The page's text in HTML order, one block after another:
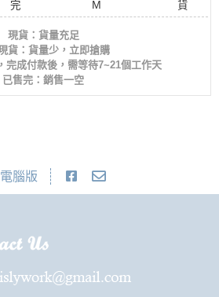
完
M
貨
現貨：貨量充足
貨：貨量少，立即搶購
完成付款後，需等待7~21個工作天
已售完：銷售一空
電腦版